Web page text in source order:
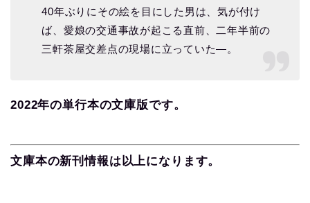
40年ぶりにその絵を目にした男は、気が付け
ば、愛娘の交通事故が起こる直前、二年半前の
三軒茶屋交差点の現場に立っていた―。
2022年の単行本の文庫版です。
文庫本の新刊情報は以上になります。